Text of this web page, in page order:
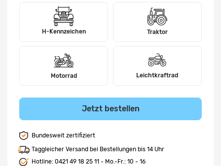
H-Kennzeichen Traktor
Motorrad Leichtkraftrad
Jetzt bestellen
Bundesweit zertifiziert
Taggleicher Versand bei Bestellungen bis 14 Uhr
Hotline: 0421 49 18 25 11 - Mo.-Fr.: 10 - 16